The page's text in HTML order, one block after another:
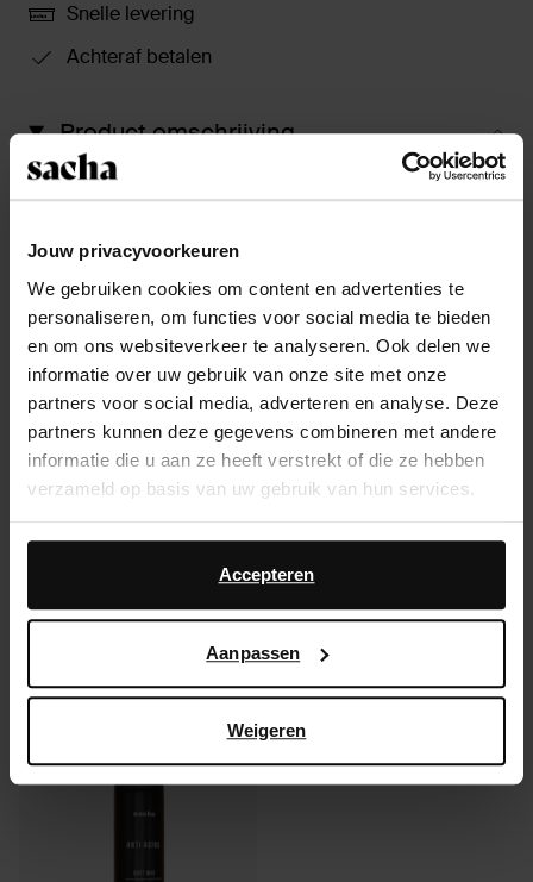
Jouw privacyvoorkeuren
We gebruiken cookies om content en advertenties te
personaliseren, om functies voor social media te bieden
en om ons websiteverkeer te analyseren. Ook delen we
informatie over uw gebruik van onze site met onze
partners voor social media, adverteren en analyse. Deze
partners kunnen deze gegevens combineren met andere
informatie die u aan ze heeft verstrekt of die ze hebben
verzameld op basis van uw gebruik van hun services.
Daarnaast werken wij samen met Google voor
advertentie- en meetdoeleinden. Meer informatie over
hoe Google uw persoonsgegevens gebruikt, vindt u op
Accepteren
Aanpassen
Weigeren
Snelle levering
Achteraf betalen
Product omschrijving
Klassieke enkellaarsjes met hak van Sacha
gecombineerd met een statement buckle en de
hebben een zilverkleurige buckle op de neus, een
blokhak met een hoogte van 7 cm en een ritssluiting
aan de binnenzijde. De laarsjes zijn volledig gemaakt
van leer, maak gebruik van de Collonil clean & care
200ml om de schoenen te verzorgen.
Product details
Bezorgen & retour
Anderen kochten ook
of